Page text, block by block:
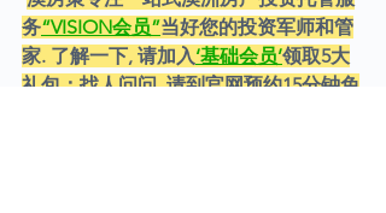
务“VISION会员”当好您的投资军师和管
家. 了解一下, 请加入‘基础会员’领取5大
礼包；找人问问, 请到官网预约15分钟免